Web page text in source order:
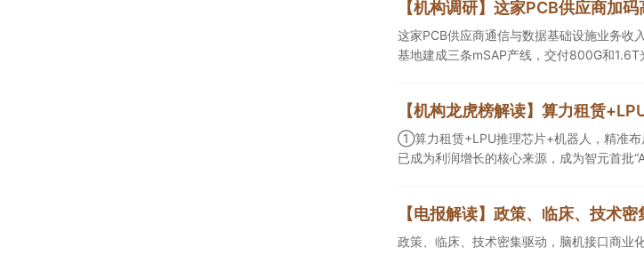
这家PCB供应商通信与数据基础设施业务收
基地建成三条mSAP产线，交付800G和1.6T
①算力租赁+LPU推理芯片+机器人，精准布
已成为利润增长的核心来源，成为智元首批
阵，自主研发的大数据AI应用平台、AI数据
度认可，机构大额净买入这家公司。
政策、临床、技术密集驱动，脑机接口商业